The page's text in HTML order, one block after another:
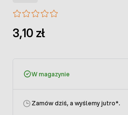
3,10 zł
W magazynie
Zamów dziś, a wyślemy jutro*.